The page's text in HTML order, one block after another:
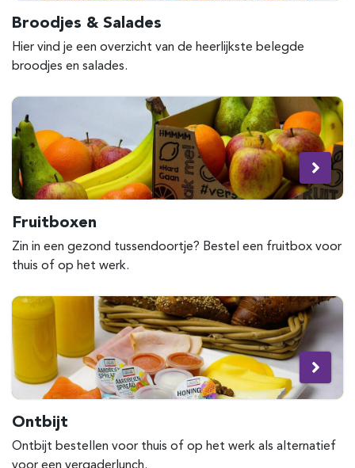
Broodjes & Salades
Hier vind je een overzicht van de heerlijkste belegde
broodjes en salades.
Fruitboxen
Zin in een gezond tussendoortje? Bestel een fruitbox voor
thuis of op het werk.
Ontbijt
Ontbijt bestellen voor thuis of op het werk als alternatief